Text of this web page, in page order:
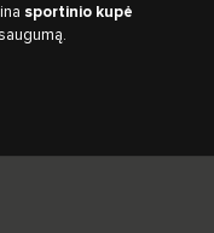
sportinio kupė